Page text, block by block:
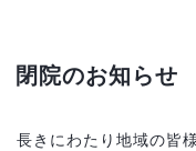
閉院のお知らせ
長きにわたり地域の皆